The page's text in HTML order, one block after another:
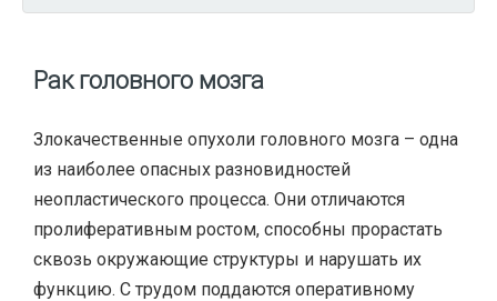
Рак головного мозга
Злокачественные опухоли головного мозга – одна
из наиболее опасных разновидностей
неопластического процесса. Они отличаются
пролиферативным ростом, способны прорастать
сквозь окружающие структуры и нарушать их
функцию. С трудом поддаются оперативному